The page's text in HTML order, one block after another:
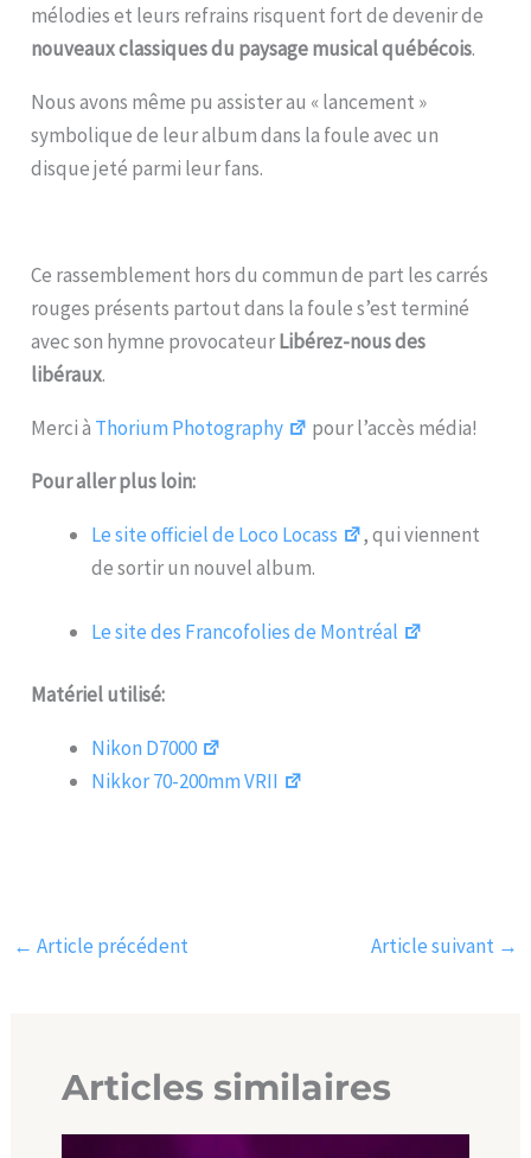
mélodies et leurs refrains risquent fort de devenir de
nouveaux classiques du paysage musical québécois.
Nous avons même pu assister au « lancement »
symbolique de leur album dans la foule avec un
disque jeté parmi leur fans.
Ce rassemblement hors du commun de part les carrés
rouges présents partout dans la foule s’est terminé
avec son hymne provocateurLibérez-nous des
libéraux.
Merci à Thorium Photography pour l’accès média!
Pour aller plus loin:
Le site officiel de Loco Locass
, qui viennent
de sortir un nouvel album.
Le site des Francofolies de Montréal
Matériel utilisé:
Nikon D7000
Nikkor 70-200mm VRII
← Article précédent Article suivant →
Articles similaires